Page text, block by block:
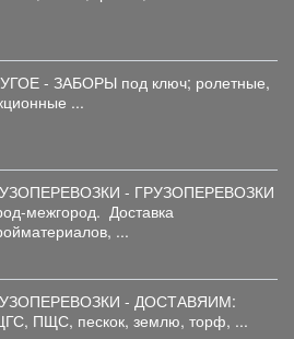
- ЗАБОРЫ под ключ; ролетные,
...
- ГРУЗОПЕРЕВОЗКИ
межгород. Доставка
...
- ДОСТАВЯИМ:
ПЩС, пескок, землю, торф, ...